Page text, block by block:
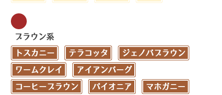
ブラウン系
トスカニー テラコッタ ジェノバブラウン
ワームクレイ アイアンバーグ
コーヒーブラウン パイオニア マホガニー